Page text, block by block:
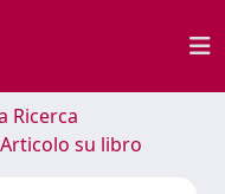
Ricerca
su libro